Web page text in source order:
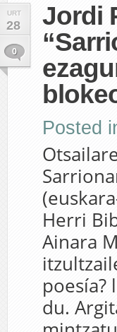
URT
28
0
Jordi
Posted
Herri
Ainara
poesía?
du.